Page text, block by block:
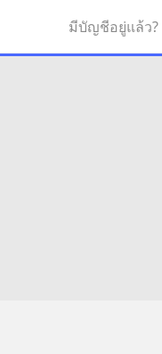
มีบัญชีอยู่แล้ว?